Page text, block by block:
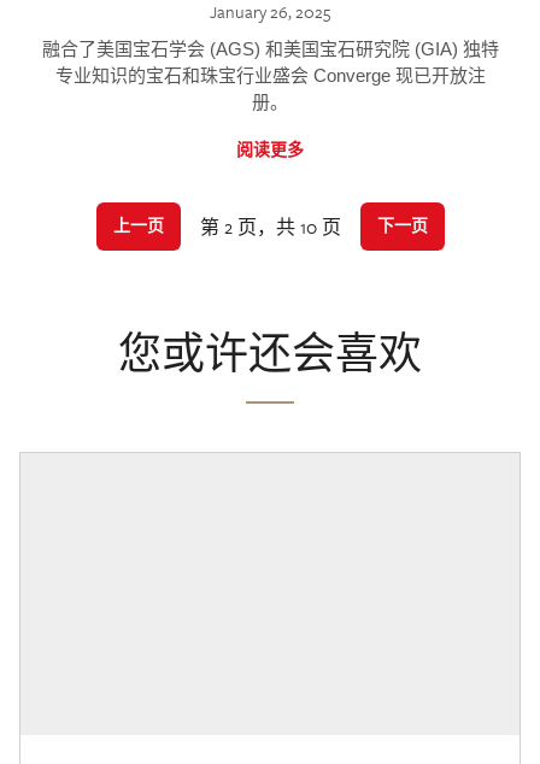
January 26, 2025
融合了美国宝石学会 (AGS) 和美国宝石研究院 (GIA) 独特
专业知识的宝石和珠宝行业盛会 Converge 现已开放注
册。
阅读更多
上一页 第 2 页，共 10 页 下一页
您或许还会喜欢